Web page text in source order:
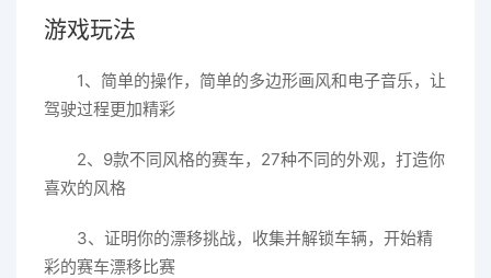
游戏玩法
1、简单的操作，简单的多边形画风和电子音乐，让
驾驶过程更加精彩
2、9款不同风格的赛车，27种不同的外观，打造你
喜欢的风格
3、证明你的漂移挑战，收集并解锁车辆，开始精
彩的赛车漂移比赛